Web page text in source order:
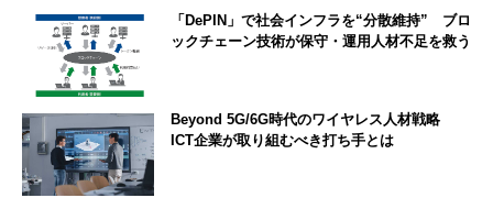
「DePIN」で社会インフラを“分散維持” ブロ
ックチェーン技術が保守・運用人材不足を救う
Beyond 5G/6G時代のワイヤレス人材戦略
ICT企業が取り組むべき打ち手とは